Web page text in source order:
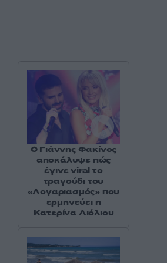
Ο Γιάννης Φακίνος
αποκάλυψε πώς
έγινε viral το
τραγούδι του
«Λογαριασμός» που
ερμηνεύει η
Κατερίνα Λιόλιου